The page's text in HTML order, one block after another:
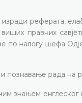
реферата,
правних
по налогу шефа
познавање рада на
знањем